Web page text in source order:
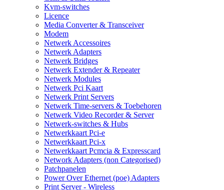
Kvm-switches
Licence
Media Converter & Transceiver
Modem
Netwerk Accessoires
Netwerk Adapters
Netwerk Bridges
Netwerk Extender & Repeater
Netwerk Modules
Netwerk Pci Kaart
Netwerk Print Servers
Netwerk Time-servers & Toebehoren
Netwerk Video Recorder & Server
Netwerk-switches & Hubs
Netwerkkaart Pci-e
Netwerkkaart Pci-x
Netwerkkaart Pcmcia & Expresscard
Network Adapters (non Categorised)
Patchpanelen
Power Over Ethernet (poe) Adapters
Print Server - Wireless